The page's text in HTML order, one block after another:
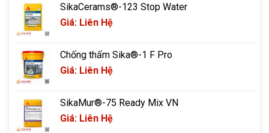
SikaCerams®-123 Stop Water
Giá: Liên Hệ
Chống thấm Sika®-1 F Pro
Giá: Liên Hệ
SikaMur®-75 Ready Mix VN
Giá: Liên Hệ